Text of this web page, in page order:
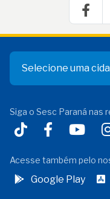
Selecione uma
Siga o Sesc Paraná nas
Acesse também pelo
Google Play